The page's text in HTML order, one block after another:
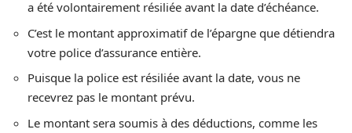
a été volontairement résiliée avant la date d’échéance.
C’est le montant approximatif de l’épargne que détiendra
votre police d’assurance entière.
Puisque la police est résiliée avant la date, vous ne
recevrez pas le montant prévu.
Le montant sera soumis à des déductions, comme les